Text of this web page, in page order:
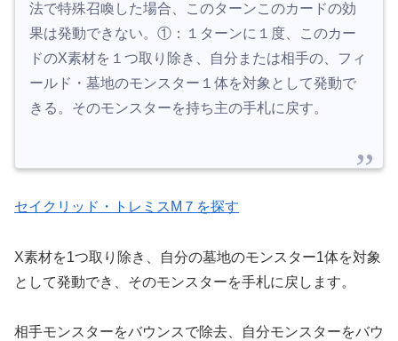
法で特殊召喚した場合、このターンこのカードの効
果は発動できない。①：１ターンに１度、このカー
ドのX素材を１つ取り除き、自分または相手の、フィ
ールド・墓地のモンスター１体を対象として発動で
きる。そのモンスターを持ち主の手札に戻す。
セイクリッド・トレミスM７を探す
X素材を1つ取り除き、自分の墓地のモンスター1体を対象
として発動でき、そのモンスターを手札に戻します。
相手モンスターをバウンスで除去、自分モンスターをバウ